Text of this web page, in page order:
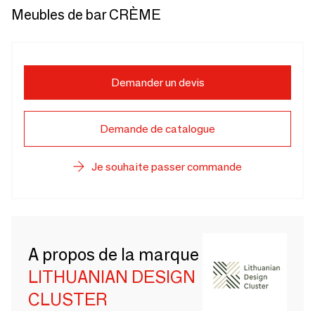
Meubles de bar CRÈME
Demander un devis
Demande de catalogue
Je souhaite passer commande
A propos de la marque
LITHUANIAN DESIGN
CLUSTER